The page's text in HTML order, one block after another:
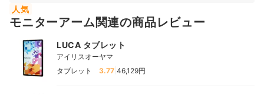
人気
モニターアーム関連の商品レビュー
LUCA タブレット
アイリスオーヤマ
タブレット
3.77 46,129円